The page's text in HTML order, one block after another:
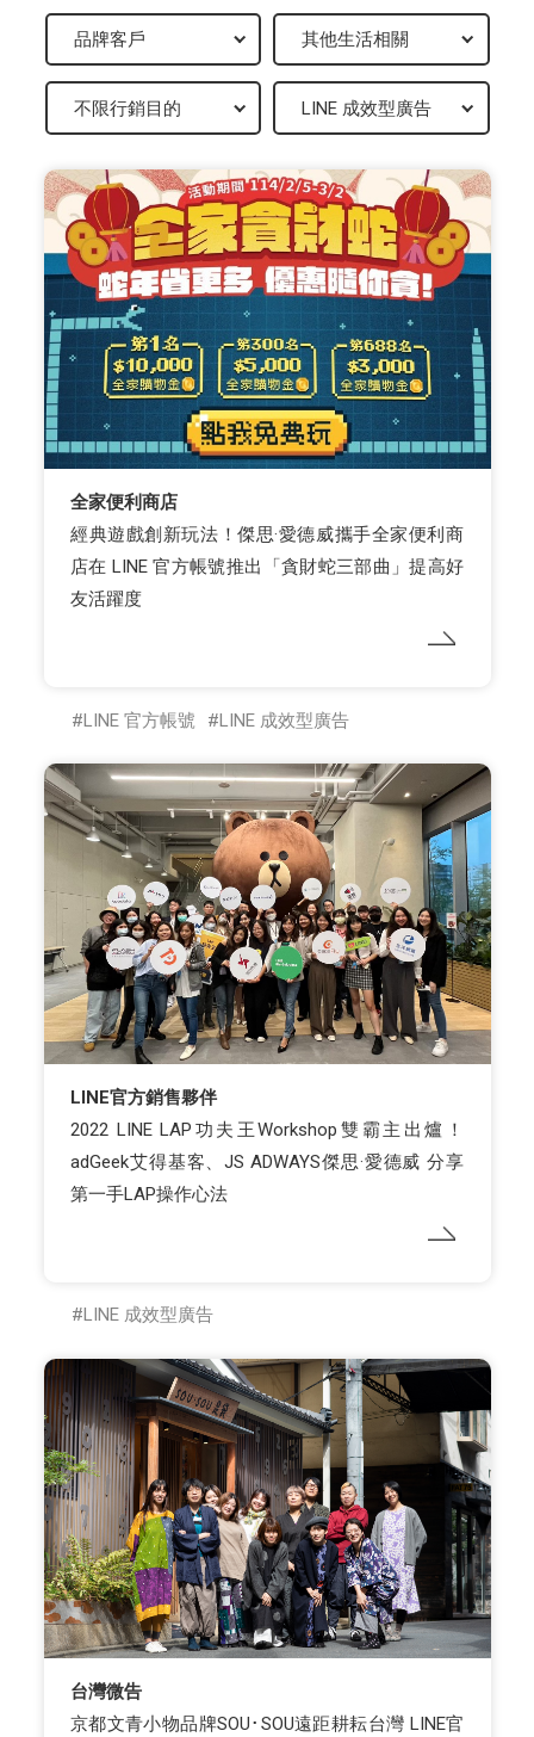
全家便利商店
經典遊戲創新玩法！傑思·愛德威攜手全家便利商
店在 LINE 官方帳號推出「貪財蛇三部曲」提高好
友活躍度
LINE 官方帳號 LINE 成效型廣告
LINE官方銷售夥伴
2022 LINE LAP功夫王Workshop雙霸主出爐！
adGeek艾得基客、JS ADWAYS傑思·愛德威 分享
第一手LAP操作心法
LINE 成效型廣告
台灣微告
京都文青小物品牌SOU･SOU遠距耕耘台灣 LINE官